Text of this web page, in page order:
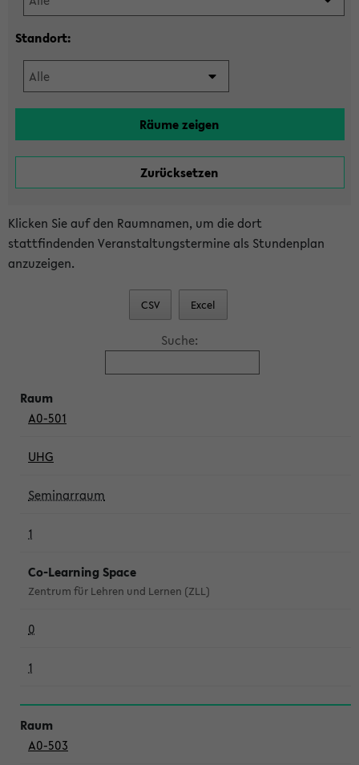
Standort:
Klicken Sie auf den Raumnamen, um die dort
stattfindenden Veranstaltungstermine als Stundenplan
anzuzeigen.
CSV Excel
Suche:
A0-501
UHG
Seminarraum
1
Co-Learning Space
Zentrum für Lehren und Lernen (ZLL)
0
1
A0-503